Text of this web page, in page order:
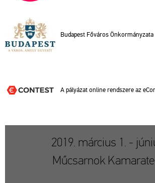
Bu­da­pest Fő­vá­ros Ön­kor­mány­za­ta
A pá­lyá­zat on­line rend­sze­re az
2019. március 1. -
Műcsarnok